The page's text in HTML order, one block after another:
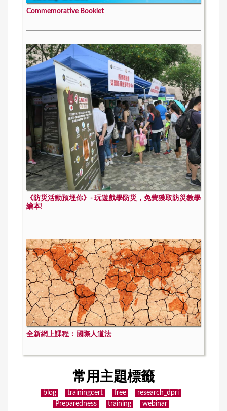
Commemorative Booklet
《防災活動預埋你》- 玩遊戲學防災，免費獲取防災教學
繪本!
全新網上課程：國際人道法
常用主題標籤
blog trainingcert free
research_dpri
Preparedness
training
webinar